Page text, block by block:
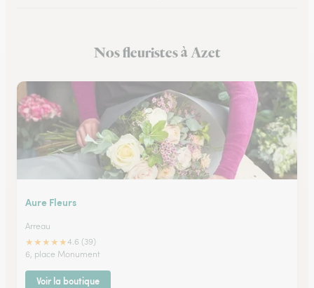
Nos fleuristes à Azet
Aure Fleurs
Arreau
★★★★★4.6 (39)
6, place Monument
Voir la boutique